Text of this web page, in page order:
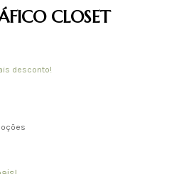
CLOSET
desconto!